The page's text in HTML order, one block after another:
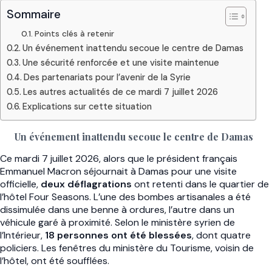
Sommaire
Points clés à retenir
Un événement inattendu secoue le centre de Damas
Une sécurité renforcée et une visite maintenue
Des partenariats pour l’avenir de la Syrie
Les autres actualités de ce mardi 7 juillet 2026
Explications sur cette situation
Un événement inattendu secoue le centre de Damas
Ce mardi 7 juillet 2026, alors que le président français
Emmanuel Macron séjournait à Damas pour une visite
officielle, deux déflagrations ont retenti dans le quartier de
l’hôtel Four Seasons. L’une des bombes artisanales a été
dissimulée dans une benne à ordures, l’autre dans un
véhicule garé à proximité. Selon le ministère syrien de
l’Intérieur, 18 personnes ont été blessées, dont quatre
policiers. Les fenêtres du ministère du Tourisme, voisin de
l’hôtel, ont été soufflées.